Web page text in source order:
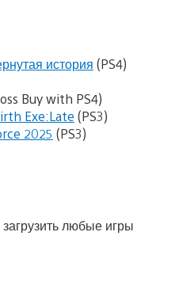
история (PS4)
Buy with PS4)
Exe:Late (PS3)
2025 (PS3)
любые игры